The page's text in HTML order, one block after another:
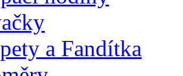
a Fandítka